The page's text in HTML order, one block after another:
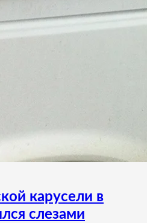
карусели в
слезами